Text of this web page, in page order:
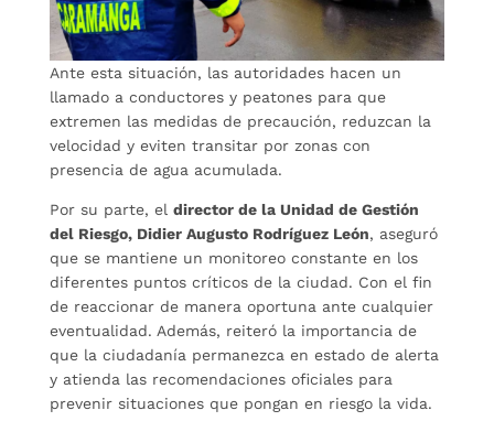
Ante esta situación, las autoridades hacen un
llamado a conductores y peatones para que
extremen las medidas de precaución, reduzcan la
velocidad y eviten transitar por zonas con
presencia de agua acumulada.
Por su parte, el director de la Unidad de Gestión
del Riesgo, Didier Augusto Rodríguez León, aseguró
que se mantiene un monitoreo constante en los
diferentes puntos críticos de la ciudad. Con el fin
de reaccionar de manera oportuna ante cualquier
eventualidad. Además, reiteró la importancia de
que la ciudadanía permanezca en estado de alerta
y atienda las recomendaciones oficiales para
prevenir situaciones que pongan en riesgo la vida.